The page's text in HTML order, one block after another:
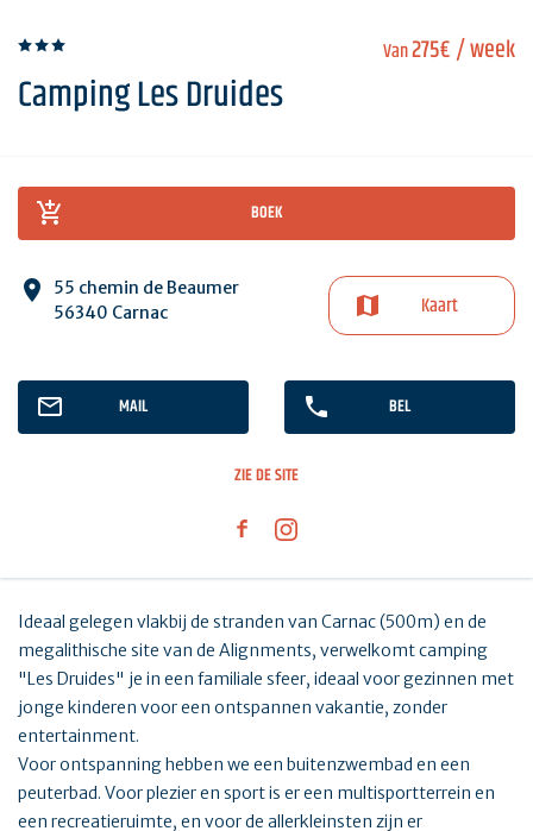
Van275€/ week
Camping Les Druides
BOEK
55 chemin de Beaumer
56340 Carnac
Kaart
MAIL BEL
ZIE DE SITE
Ideaal gelegen vlakbij de stranden van Carnac (500m) en de
megalithische site van de Alignments, verwelkomt camping
"Les Druides" je in een familiale sfeer, ideaal voor gezinnen met
jonge kinderen voor een ontspannen vakantie, zonder
entertainment.
Voor ontspanning hebben we een buitenzwembad en een
peuterbad. Voor plezier en sport is er een multisportterrein en
een recreatieruimte, en voor de allerkleinsten zijn er